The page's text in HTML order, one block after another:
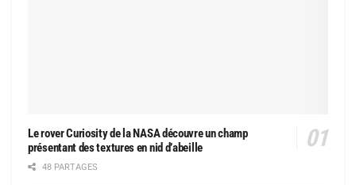
Le rover Curiosity de la NASA découvre un champ
présentant des textures en nid d’abeille
48 PARTAGES